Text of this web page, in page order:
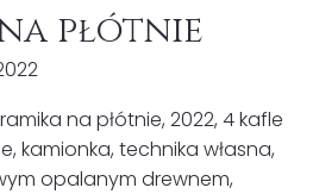
płótnie
na płótnie, 2022, 4 kafle
kamionka, technika własna,
opalanym drewnem,